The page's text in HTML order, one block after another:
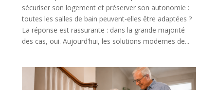
sécuriser son logement et préserver son autonomie :
toutes les salles de bain peuvent-elles être adaptées ?
La réponse est rassurante : dans la grande majorité
des cas, oui. Aujourd’hui, les solutions modernes de...